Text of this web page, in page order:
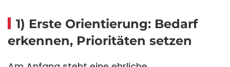
1) Erste Orientierung: Bedarf
erkennen, Prioritäten setzen